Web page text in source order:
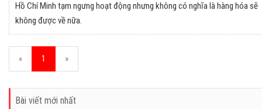
Hồ Chí Minh tạm ngưng hoạt động nhưng không có nghĩa là hàng hóa sẽ
không được về nữa.
« 1 »
Bài viết mới nhất